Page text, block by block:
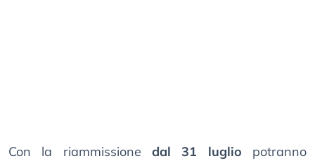
Con la riammissione dal 31 luglio potranno